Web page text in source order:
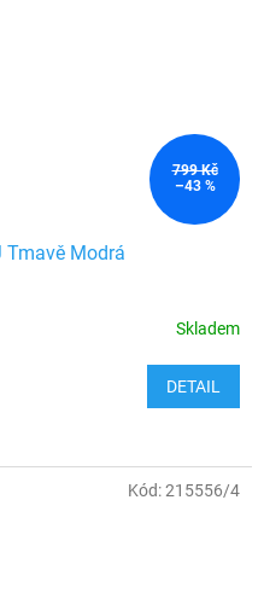
799 Kč
–43 %
Tmavě Modrá
Skladem
DETAIL
Kód:215556/4